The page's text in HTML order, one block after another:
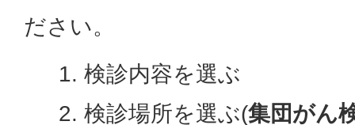
ださい。
検診内容を選ぶ
検診場所を選ぶ(集団がん